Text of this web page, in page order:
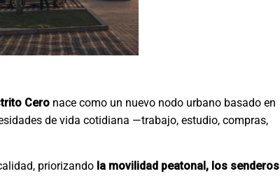
Cero nace como un nuevo nodo urbano basado en
de vida cotidiana —trabajo, estudio, compras,
priorizando la movilidad peatonal, los senderos